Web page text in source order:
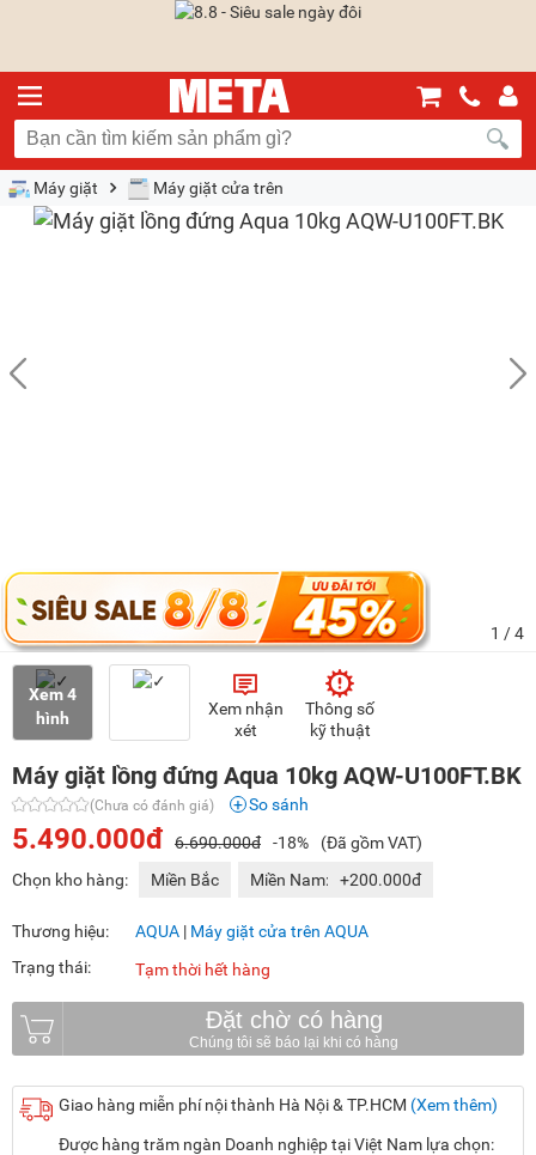
Máy giặt Máy giặt cửa trên
1 / 4
Xem 4
hình
Xem nhận
xét
Thông số
kỹ thuật
Máy giặt lồng đứng Aqua 10kg AQW-U100FT.BK
(Chưa có đánh giá) So sánh
5.490.000đ 6.690.000đ -18%
(Đã gồm VAT)
Chọn kho hàng:
Miền Bắc Miền Nam: +200.000đ
Thương hiệu: AQUA | Máy giặt cửa trên AQUA
Trạng thái:
Tạm thời hết hàng
Đặt chờ có hàng
Giao hàng miễn phí nội thành Hà Nội & TP.HCM (Xem thêm)
Được hàng trăm ngàn Doanh nghiệp tại Việt Nam lựa chọn: